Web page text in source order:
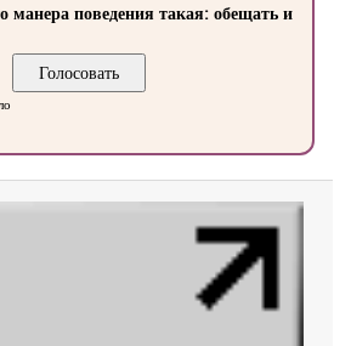
манера поведения такая: обещать и